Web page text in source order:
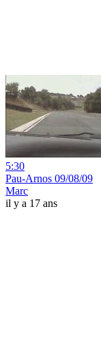
5:30
Pau-Arnos 09/08/09
Marc
il y a 17 ans